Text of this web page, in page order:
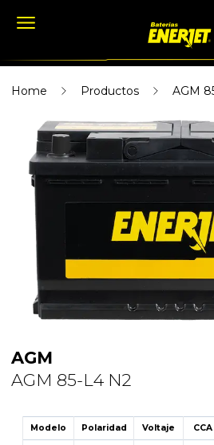
Home Productos AGM
AGM
AGM 85-L4 N2
Modelo Polaridad Voltaje CCA